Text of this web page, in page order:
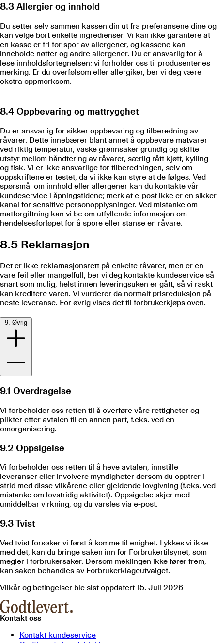
8.3 Allergier og innhold
Du setter selv sammen kassen din ut fra preferansene dine og
kan velge bort enkelte ingredienser. Vi kan ikke garantere at
en kasse er fri for spor av allergener, og kassene kan
inneholde nøtter og andre allergener. Du er ansvarlig for å
lese innholdsfortegnelsen; vi forholder oss til produsentenes
merking. Er du overfølsom eller allergiker, ber vi deg være
ekstra oppmerksom.
8.4 Oppbevaring og mattrygghet
Du er ansvarlig for sikker oppbevaring og tilberedning av
råvarer. Dette innebærer blant annet å oppbevare matvarer
ved riktig temperatur, vaske grønnsaker grundig og skifte
utstyr mellom håndtering av råvarer, særlig rått kjøtt, kylling
og fisk. Vi er ikke ansvarlige for tilberedningen, selv om
oppskriftene er testet, da vi ikke kan styre at de følges. Ved
spørsmål om innhold eller allergener kan du kontakte vår
kundeservice i åpningstidene; merk at e-post ikke er en sikker
kanal for sensitive personopplysninger. Ved mistanke om
matforgiftning kan vi be om utfyllende informasjon om
hendelsesforløpet for å spore eller stanse en råvare.
8.5 Reklamasjon
Det er ikke reklamasjonsrett på enkelte råvarer, men er en
vare feil eller mangelfull, ber vi deg kontakte kundeservice så
snart som mulig, helst innen leveringsuken er gått, så vi raskt
kan kreditere varen. Vi vurderer da normalt prisreduksjon på
neste leveranse. For øvrig vises det til forbrukerkjøpsloven.
9.1 Overdragelse
Vi forbeholder oss retten til å overføre våre rettigheter og
plikter etter avtalen til en annen part, f.eks. ved en
omorganisering.
9.2 Oppsigelse
Vi forbeholder oss retten til å heve avtalen, innstille
leveranser eller involvere myndigheter dersom du opptrer i
strid med disse vilkårene eller gjeldende lovgivning (f.eks. ved
mistanke om lovstridig aktivitet). Oppsigelse skjer med
umiddelbar virkning, og du varsles via e-post.
9.3 Tvist
Ved tvist forsøker vi først å komme til enighet. Lykkes vi ikke
med det, kan du bringe saken inn for Forbrukertilsynet, som
megler i forbrukersaker. Dersom meklingen ikke fører frem,
kan saken behandles av Forbrukerklageutvalget.
Vilkår og betingelser ble sist oppdatert 15. Juli 2026
Kontakt oss
Kontakt kundeservice